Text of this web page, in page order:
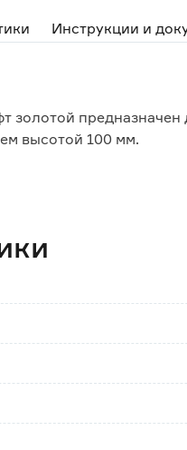
Инструкции и
золотой
высотой 100 мм.
петлями для
виде в